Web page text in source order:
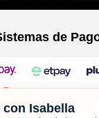
de